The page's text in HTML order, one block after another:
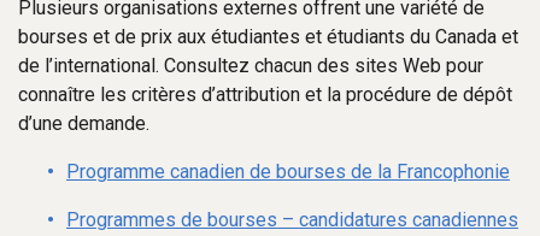
Plusieurs organisations externes offrent une variété de
bourses et de prix aux étudiantes et étudiants du Canada et
de l’international. Consultez chacun des sites Web pour
connaître les critères d’attribution et la procédure de dépôt
d’une demande.
Programme canadien de bourses de la Francophonie
Programmes de bourses – candidatures canadiennes